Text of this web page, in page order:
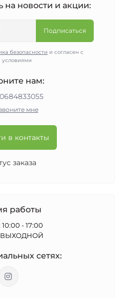
на новости и акции:
Подписаться
безопасности и согласен с
условиями
нам:
мне
в контакты
заказа
работы
- 17:00
ВЫХОДНОЙ
сетях: